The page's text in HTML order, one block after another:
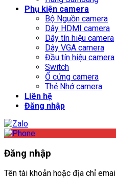
Phụ kiện camera
Bộ Nguồn camera
Dây HDMI camera
Dây tín hiệu camera
Dây VGA camera
Đầu tín hiệu camera
Switch
Ổ cứng camera
Thẻ Nhớ camera
Liên hệ
Đăng nhập
Đăng nhập
Tên tài khoản hoặc địa chỉ email